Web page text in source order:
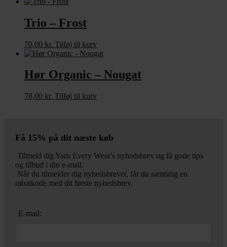
Trio – Frost
70,00 kr. Tilføj til kurv
Hør Organic – Nougat
78,00 kr. Tilføj til kurv
Få 15% på dit næste køb
Tilmeld dig Yarn Every Wear's nyhedsbrev og få gode tips
og tilbud i din e-mail.
Når du tilmelder dig nyhedsbrevet, får du samtidig en
rabatkode med dit første nyhedsbrev.
E-mail: